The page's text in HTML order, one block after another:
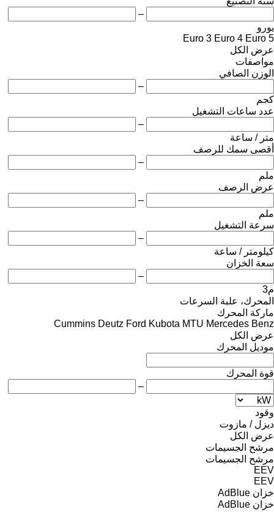
–
يورو
Euro 3 Euro 4 Euro 5
عرض الكل
مواصفات
الوزن الصافي
–
كجم
عدد ساعات التشغيل
–
متر / ساعة
أقصى سمك للرصف
–
ملم
عرض الرصف
–
ملم
سرعة التشغيل
–
كيلومتر / ساعة
سعة الخزان
–
م3
المحرك، علبة السرعات
ماركة المحرك
Cummins Deutz Ford Kubota MTU Mercedes Benz
عرض الكل
موديل المحرك
قوة المحرك
–
وقود
ديزل / مازوت
عرض الكل
مرشح الجسيمات
مرشح الجسيمات
EEV
EEV
خزان AdBlue
خزان AdBlue